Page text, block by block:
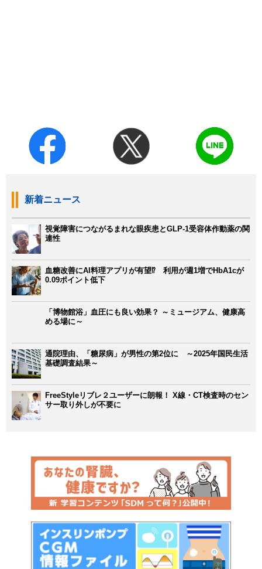
新着ニュース
視覚障害につながるまれな眼疾患とGLP-1受容体作動薬の関
連性
血糖改善にAI料理アプリが有望⁉ 利用が週1増でHbA1cが
0.09ポイント低下
「博物館浴」血圧にも良い効果？ ～ミュージアム、健康高
める場に～
通院理由、「糖尿病」が男性の第2位に ～2025年国民生活
基礎調査結果～
FreeStyleリブレ２ユーザーに朗報！ X線・CT検査時のセン
サー取り外しが不要に